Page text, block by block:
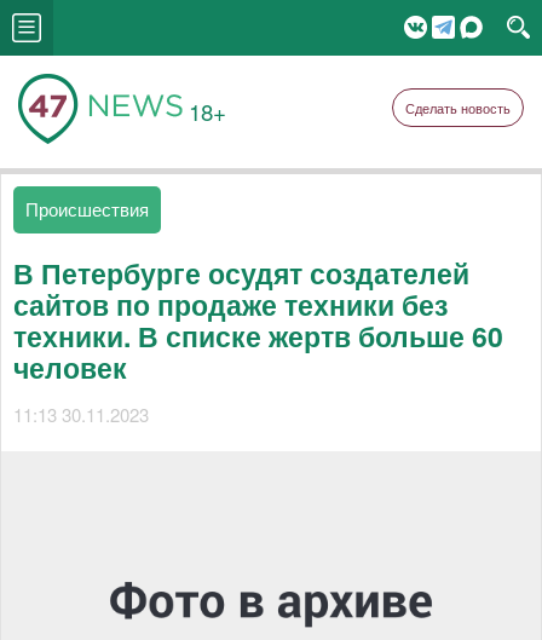
18+ Сделать новость
Происшествия
В Петербурге осудят создателей
сайтов по продаже техники без
техники. В списке жертв больше 60
человек
11:13 30.11.2023